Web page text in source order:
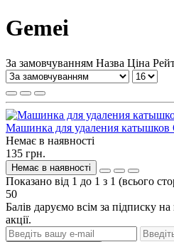
Gemei
За замовчуванням Назва Ціна
Машинка для удаления катышков
Немає в наявності
135 грн.
Немає в наявності
Показано від 1 до 1 з 1 (всього
50
Балів даруємо всім за підписку
акції.